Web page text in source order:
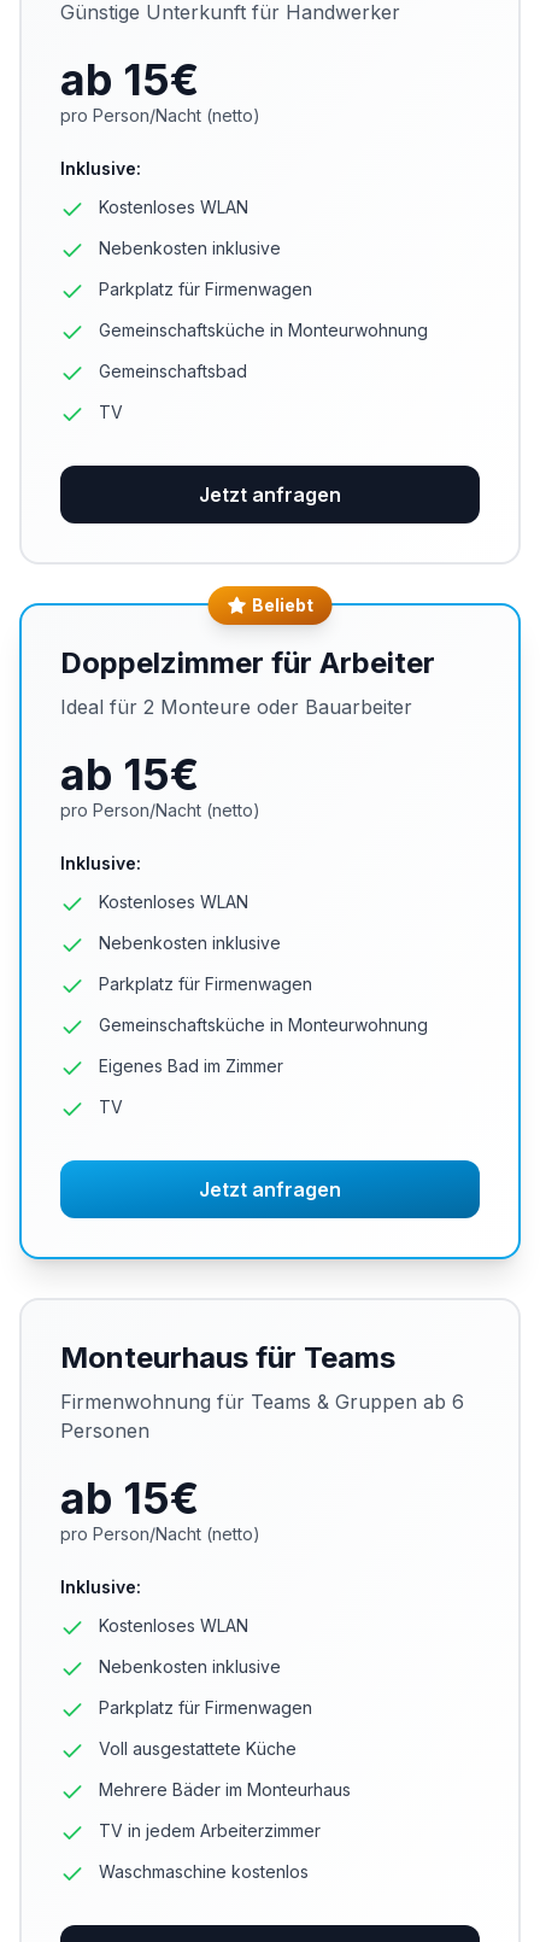
Günstige Unterkunft für Handwerker
ab 15€
pro Person/Nacht (netto)
Inklusive:
Kostenloses WLAN
Nebenkosten inklusive
Parkplatz für Firmenwagen
Gemeinschaftsküche in Monteurwohnung
Gemeinschaftsbad
TV
Jetzt anfragen
Beliebt
Doppelzimmer für Arbeiter
Ideal für 2 Monteure oder Bauarbeiter
ab 15€
pro Person/Nacht (netto)
Inklusive:
Kostenloses WLAN
Nebenkosten inklusive
Parkplatz für Firmenwagen
Gemeinschaftsküche in Monteurwohnung
Eigenes Bad im Zimmer
TV
Jetzt anfragen
Monteurhaus für Teams
Firmenwohnung für Teams & Gruppen ab 6
Personen
ab 15€
pro Person/Nacht (netto)
Inklusive:
Kostenloses WLAN
Nebenkosten inklusive
Parkplatz für Firmenwagen
Voll ausgestattete Küche
Mehrere Bäder im Monteurhaus
TV in jedem Arbeiterzimmer
Waschmaschine kostenlos